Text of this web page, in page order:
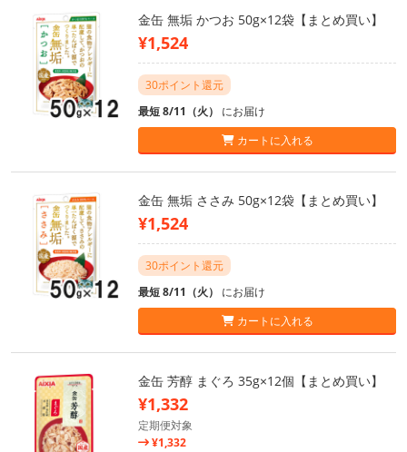
金缶 無垢 かつお 50g×12袋【まとめ買い】
¥1,524
30ポイント還元
最短 8/11（火） にお届け
カートに入れる
金缶 無垢 ささみ 50g×12袋【まとめ買い】
¥1,524
30ポイント還元
最短 8/11（火） にお届け
カートに入れる
金缶 芳醇 まぐろ 35g×12個【まとめ買い】
¥1,332
定期便対象
¥1,332